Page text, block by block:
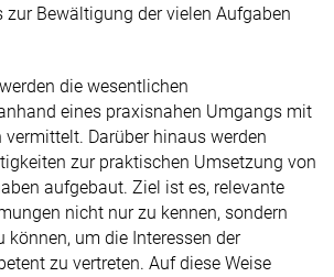
zur Bewältigung der vielen Aufgaben
die wesentlichen
eines praxisnahen Umgangs mit
vermittelt. Darüber hinaus werden
zur praktischen Umsetzung von
aufgebaut. Ziel ist es, relevante
nicht nur zu kennen, sondern
können, um die Interessen der
zu vertreten. Auf diese Weise